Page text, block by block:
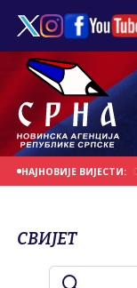
НАЈНОВИЈЕ ВИЈЕСТИ:
НА НАРКОТИКЕ
СВИЈЕТ